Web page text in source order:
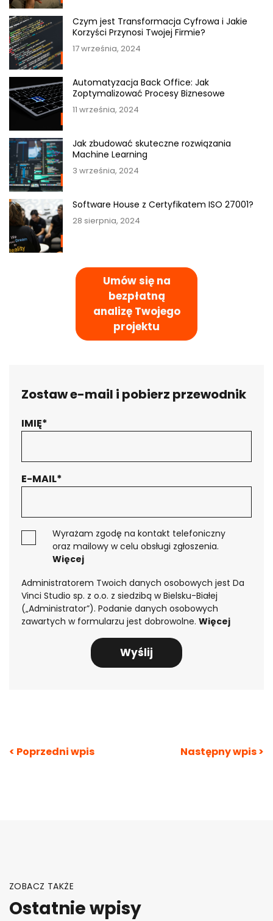
Czym jest Transformacja Cyfrowa i Jakie
Korzyści Przynosi Twojej Firmie?
17 września, 2024
Automatyzacja Back Office: Jak
Zoptymalizować Procesy Biznesowe
11 września, 2024
Jak zbudować skuteczne rozwiązania
Machine Learning
3 września, 2024
Software House z Certyfikatem ISO 27001?
28 sierpnia, 2024
Umów się na
bezpłatną
analizę Twojego
projektu
Zostaw e-mail i pobierz przewodnik
IMIĘ*
E-MAIL*
Wyrażam zgodę na kontakt telefoniczny
oraz mailowy w celu obsługi zgłoszenia.
Więcej
Administratorem Twoich danych osobowych jest Da
Vinci Studio sp. z o.o. z siedzibą w Bielsku-Białej
(„Administrator”). Podanie danych osobowych
zawartych w formularzu jest dobrowolne. Więcej
Jesteś zainteresowany
ofertą?
Pobierz przewodnik
po automatyzacji
Nawigacja
< Poprzedni wpis Następny wpis >
ZOBACZ TAKŻE
Ostatnie wpisy